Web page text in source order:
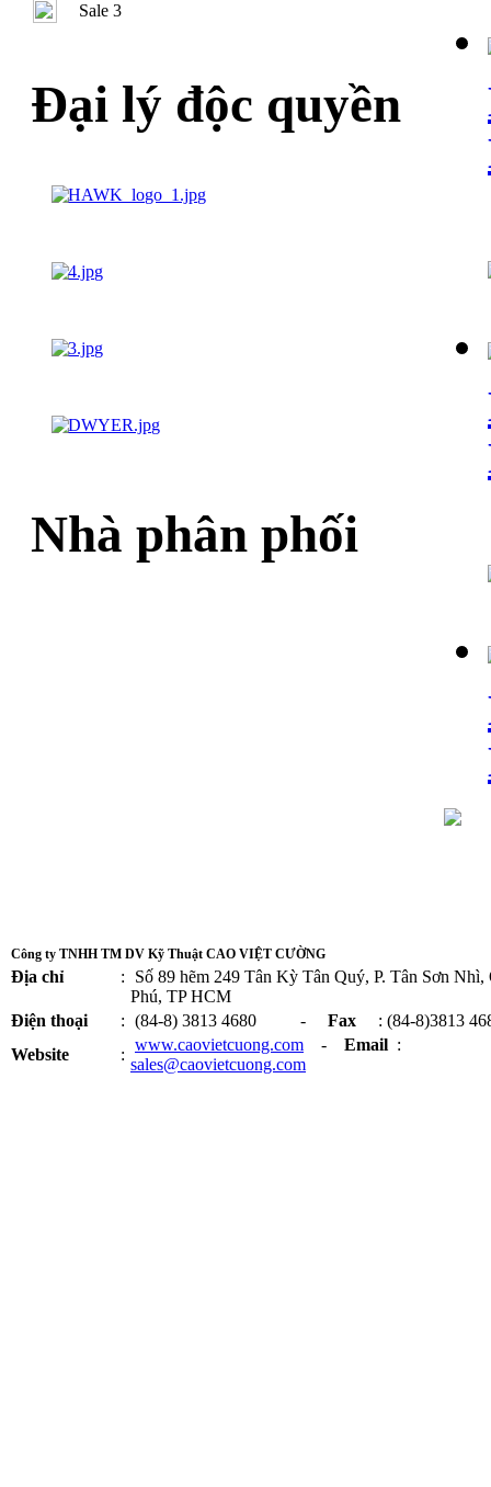
Sale 3
Đại lý độc quyền
Nhà phân phối
Công ty TNHH TM DV Kỹ Thuật CAO VIỆT CƯỜNG
Địa chỉ :
Số 89 hẽm 249 Tân Kỳ Tân Quý, P. Tân Sơn Nhì,
Phú, TP HCM
Điện thoại
: (84-8) 3813 4680 - Fax
: (84-8)3813
Website
:
www.caovietcuong.com - Email :
sales@caovietcuong.com